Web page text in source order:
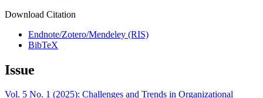
Download Citation
Endnote/Zotero/Mendeley (RIS)
BibTeX
Issue
Vol. 5 No. 1 (2025): Challenges and Trends in Organizational